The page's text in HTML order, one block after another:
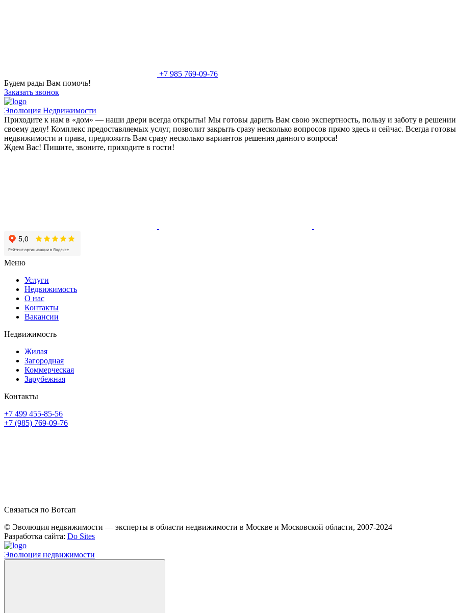
+7 985 769-09-76
Будем рады Вам помочь!
Заказать звонок
Эволюция Недвижимости
Приходите к нам в «дом» — наши двери всегда открыты! Мы готовы дарить Вам свою экспертность, пользу и заботу в решении
своему делу! Комплекс предоставляемых услуг, позволит закрыть сразу несколько вопросов прямо здесь и сейчас. Всегда
недвижимости и права, предложить Вам сразу несколько вариантов решения данного вопроса!
Ждем Вас! Пишите, звоните, приходите в гости!
Меню
Услуги
Недвижимость
О нас
Контакты
Вакансии
Недвижимость
Жилая
Загородная
Коммерческая
Зарубежная
Контакты
+7 499 455-85-56
+7 (985) 769-09-76
Связаться по Вотсап
© Эволюция недвижимости — эксперты в области недвижимости в Москве и Московской области, 2007-2024
Разработка сайта: Do Sites
Эволюция недвижимости